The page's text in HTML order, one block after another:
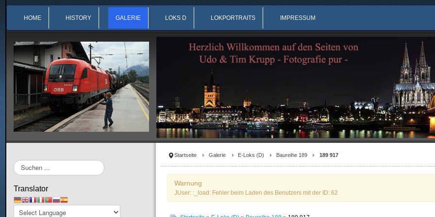
HOME HISTORY GALERIE LOKS D LOKPORTRAITS IMPRESSUM
Startseite Galerie E-Loks (D) Baureihe 189 189 917
Warnung
JUser: :_load: Fehler beim Laden des Benutzers mit der ID: 62
Suchen
...
Translator